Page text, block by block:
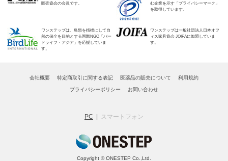
販売協会の会員です。
む企業を示す「プライバシーマーク」
を取得しています。
ワンステップは、鳥類を指標にして自
然の保全を目的とする国際NGO「バー
ドライフ・アジア」を応援していま
す。
ワンステップは一般社団法人日本オフ
ィス家具協会 JOIFAに加盟していま
す。
会社概要 特定商取引に関する表記 医薬品の販売について 利用規約
プライバシーポリシー お問い合わせ
PC スマートフォン
Copyright © ONESTEP Co.,Ltd.